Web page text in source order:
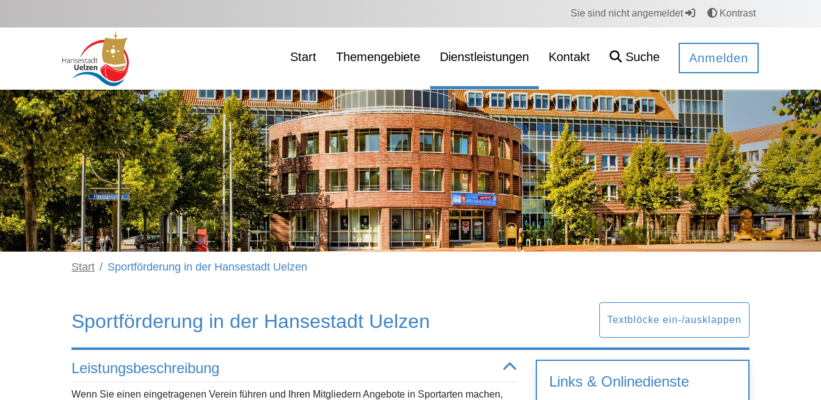
Sie sind nicht angemeldet Kontrast
Start Themengebiete Dienstleistungen Kontakt Suche Anmelden
Start Sportförderung in der Hansestadt Uelzen
Sportförderung in der Hansestadt Uelzen Textblöcke ein-/ausklappen
Leistungsbeschreibung
Wenn Sie einen eingetragenen Verein führen und Ihren Mitgliedern Angebote in Sportarten machen,
Links & Onlinedienste